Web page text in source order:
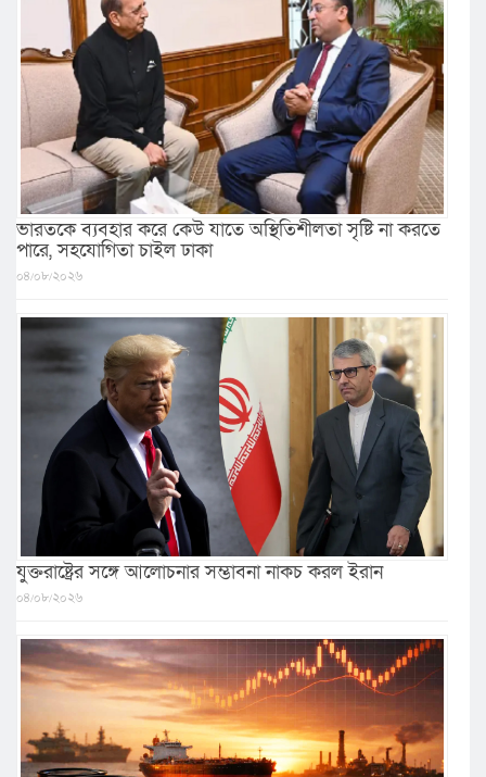
ভারতকে ব্যবহার করে কেউ যাতে অস্থিতিশীলতা সৃষ্টি না করতে
পারে, সহযোগিতা চাইল ঢাকা
০৪/০৮/২০২৬
যুক্তরাষ্ট্রের সঙ্গে আলোচনার সম্ভাবনা নাকচ করল ইরান
০৪/০৮/২০২৬